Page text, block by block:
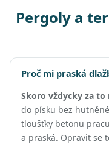
Pergoly a
Proč mi praská
Skoro vždycky za to
do písku bez
tloušťky betonu
a praská. Opravit se